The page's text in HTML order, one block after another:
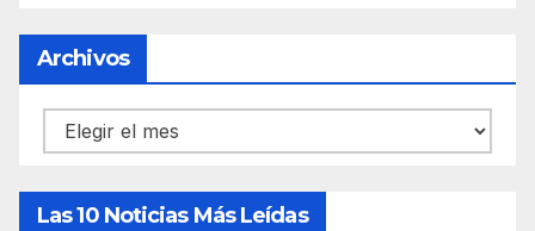
Archivos
Archivos
Las 10 Noticias Más Leídas